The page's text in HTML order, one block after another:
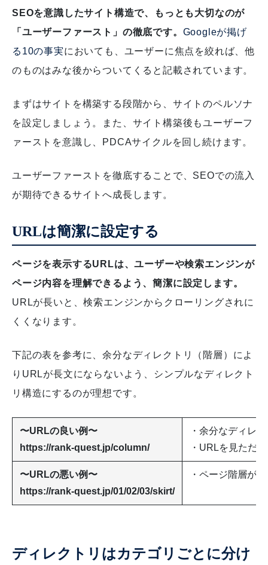
SEOを意識したサイト構造で、もっとも大切なのが
「ユーザーファースト」の徹底です。 Googleが掲げ
る10の事実においても、ユーザーに焦点を絞れば、他
のものはみな後からついてくると記載されています。
まずはサイトを構築する段階から、サイトのペルソナ
を設定しましょう。また、サイト構築後もユーザーフ
ァーストを意識し、PDCAサイクルを回し続けます。
ユーザーファーストを徹底することで、SEOでの流入
が期待できるサイトへ成長します。
URLは簡潔に設定する
ページを表示するURLは、ユーザーや検索エンジンが
ページ内容を理解できるよう、簡潔に設定します。
URLが長いと、検索エンジンからクローリングされに
くくなります。
下記の表を参考に、余分なディレクトリ（階層）によ
りURLが長文にならないよう、シンプルなディレクト
リ構造にするのが理想です。
〜URLの良い例〜
https://rank-quest.jp/column/
・余分なディレ
・URLを見ただ
〜URLの悪い例〜
https://rank-quest.jp/01/02/03/skirt/
・ページ階層が
ディレクトリはカテゴリごとに分け